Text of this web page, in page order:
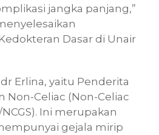
jangka panjang,”
Dasar di Unair
Erlina, yaitu Penderita
Non-Celiac (Non-Celiac
Ini merupakan
gejala mirip